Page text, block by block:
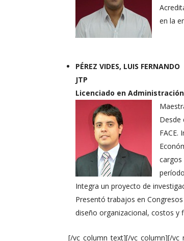
en la
PÉREZ VIDES, LUIS FERNANDO
JTP
Licenciado en
Desde
FACE.
Integra un proyecto de
Presentó trabajos en
diseño organizacional, costos y
[/vc_column_text][/vc_column][/